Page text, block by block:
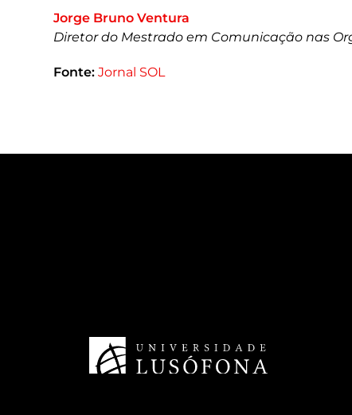
Jorge Bruno Ventura
Diretor do Mestrado em Comunicação nas
Fonte: Jornal SOL